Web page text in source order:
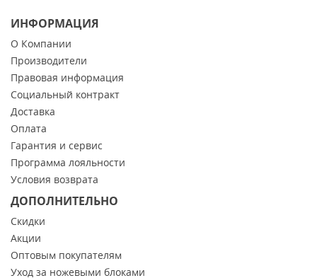
ИНФОРМАЦИЯ
О Компании
Производители
Правовая информация
Социальный контракт
Доставка
Оплата
Гарантия и сервис
Программа лояльности
Условия возврата
ДОПОЛНИТЕЛЬНО
Скидки
Акции
Оптовым покупателям
Уход за ножевыми блоками